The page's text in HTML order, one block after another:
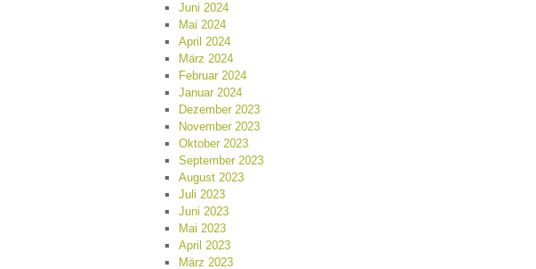
Juni 2024
Mai 2024
April 2024
März 2024
Februar 2024
Januar 2024
Dezember 2023
November 2023
Oktober 2023
September 2023
August 2023
Juli 2023
Juni 2023
Mai 2023
April 2023
März 2023